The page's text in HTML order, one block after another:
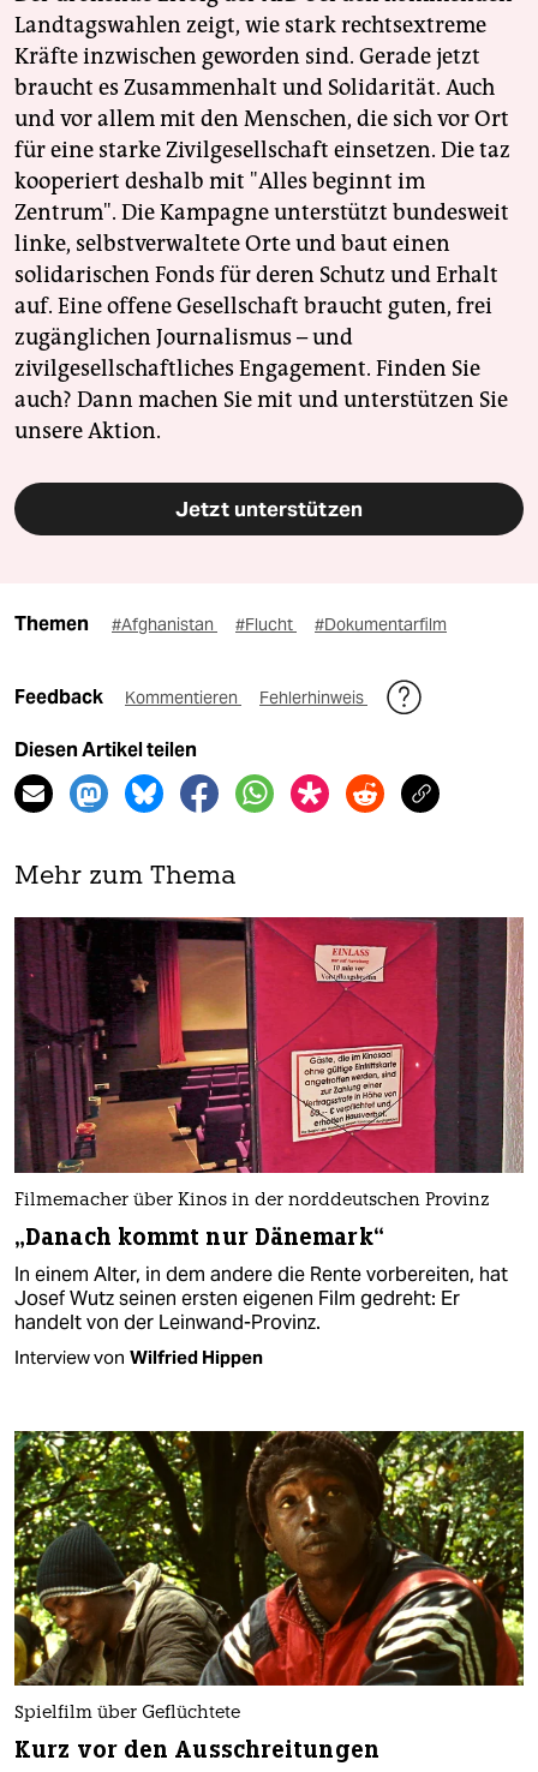
Landtagswahlen zeigt, wie stark rechtsextreme
Kräfte inzwischen geworden sind. Gerade jetzt
braucht es Zusammenhalt und Solidarität. Auch
und vor allem mit den Menschen, die sich vor Ort
für eine starke Zivilgesellschaft einsetzen. Die taz
kooperiert deshalb mit "Alles beginnt im
Zentrum". Die Kampagne unterstützt bundesweit
linke, selbstverwaltete Orte und baut einen
solidarischen Fonds für deren Schutz und Erhalt
auf. Eine offene Gesellschaft braucht guten, frei
zugänglichen Journalismus – und
zivilgesellschaftliches Engagement. Finden Sie
auch? Dann machen Sie mit und unterstützen Sie
unsere Aktion.
Jetzt unterstützen
Themen #Afghanistan #Flucht #Dokumentarfilm
Feedback Kommentieren Fehlerhinweis
Diesen Artikel teilen
Mehr zum Thema
Filmemacher über Kinos in der norddeutschen Provinz
„Danach kommt nur Dänemark“
In einem Alter, in dem andere die Rente vorbereiten, hat
Josef Wutz seinen ersten eigenen Film gedreht: Er
handelt von der Leinwand-Provinz.
Interview von Wilfried Hippen
Spielfilm über Geflüchtete
Kurz vor den Ausschreitungen